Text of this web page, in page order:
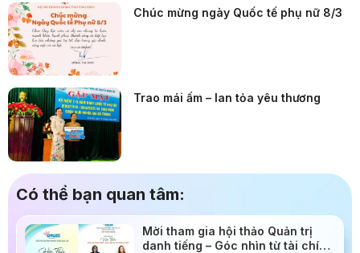
Chúc mừng ngày Quốc tế phụ nữ 8/3
Trao mái ấm – lan tỏa yêu thương
Có thể bạn quan tâm:
Mời tham gia hội thảo Quản trị
danh tiếng – Góc nhìn từ tài chính